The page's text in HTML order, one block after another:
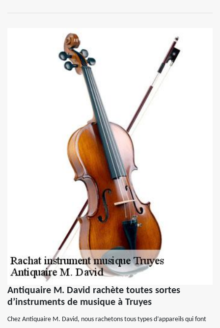
Antiquaire M. David rachète toutes sortes
d’instruments de musique à Truyes
Chez Antiquaire M. David, nous rachetons tous types d’appareils qui font